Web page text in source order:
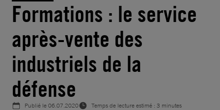
Formations : le service
après-vente des
industriels de la
défense
Publié le06.07.2020 Temps de lecture estimé : 3 minutes